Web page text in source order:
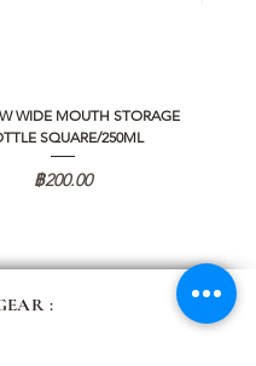
WIDE MOUTH STORAGE
SQUARE/250ML
ราคา
฿200.00
: